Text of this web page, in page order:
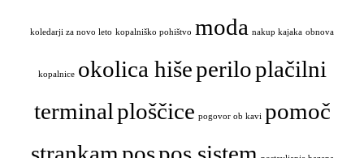
koledarji za novo leto kopalniško pohištvo moda nakup kajaka obnova
kopalnice okolica hišeperiloplačilni
terminalploščice pogovor ob kavi pomoč